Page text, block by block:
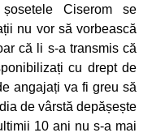
Ciserom se
nu vor să vorbească
că li s-a transmis că
cu drept de
angajați va fi greu să
de vârstă depășește
10 ani nu s-a mai